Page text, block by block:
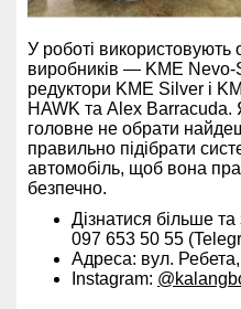
У роботі
виробників — KME
редуктори KME Silver і
HAWK та Alex Barracuda.
головне не обрати
правильно підібрати
автомобіль, щоб вона
безпечно.
Дізнатися більше
097 653 50 55
Адреса: вул. Ребета,
Instagram: